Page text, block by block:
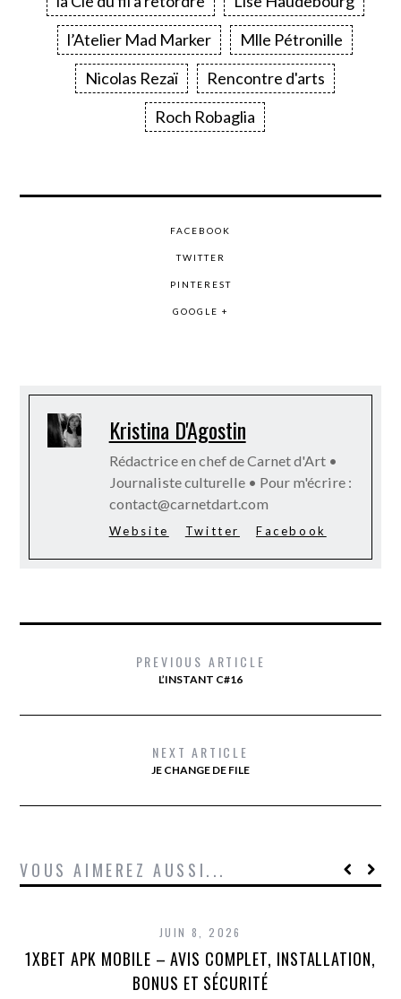
l’Atelier Mad Marker
Mlle Pétronille
Nicolas Rezaï
Rencontre d'arts
Roch Robaglia
FACEBOOK
TWITTER
PINTEREST
GOOGLE +
Kristina D'Agostin
Rédactrice en chef de Carnet d'Art •
Journaliste culturelle • Pour m'écrire :
contact@carnetdart.com
Website Twitter Facebook
PREVIOUS ARTICLE
L’INSTANT C#16
NEXT ARTICLE
JE CHANGE DE FILE
VOUS AIMEREZ AUSSI...
JUIN 8, 2026
1XBET APK MOBILE – AVIS COMPLET, INSTALLATION,
BONUS ET SÉCURITÉ